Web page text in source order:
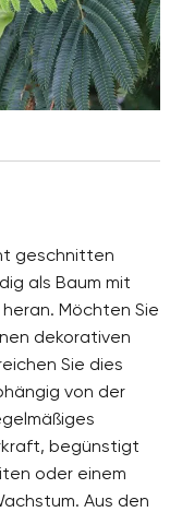
geschnitten
als Baum mit
Möchten Sie
dekorativen
Sie dies
von der
begünstigt
oder einem
Aus den